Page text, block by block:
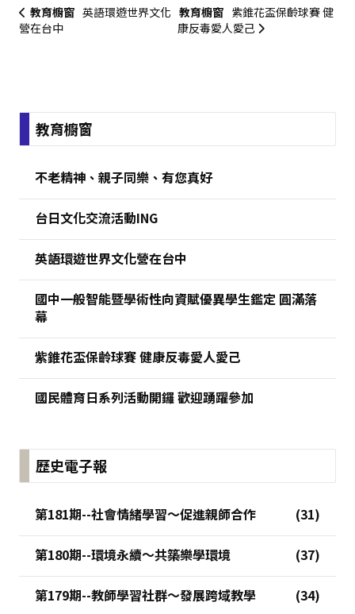
教育櫥窗 英語環遊世界文化
營在台中
教育櫥窗 紫錐花盃保齡球賽 健
康反毒愛人愛己
:::教育櫥窗
不老精神、親子同樂、有您真好
台日文化交流活動ING
英語環遊世界文化營在台中
國中一般智能暨學術性向資賦優異學生鑑定 圓滿落
幕
紫錐花盃保齡球賽 健康反毒愛人愛己
國民體育日系列活動開鑼 歡迎踴躍參加
歷史電子報
第181期--社會情緒學習～促進親師合作
第180期--環境永續～共築樂學環境
第179期--教師學習社群～發展跨域教學